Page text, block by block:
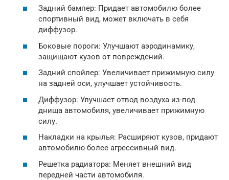
Задний бампер: Придает автомобилю более
спортивный вид, может включать в себя
диффузор.
Боковые пороги: Улучшают аэродинамику,
защищают кузов от повреждений.
Задний спойлер: Увеличивает прижимную силу
на задней оси, улучшает устойчивость.
Диффузор: Улучшает отвод воздуха из-под
днища автомобиля, увеличивает прижимную
силу.
Накладки на крылья: Расширяют кузов, придают
автомобилю более агрессивный вид.
Решетка радиатора: Меняет внешний вид
передней части автомобиля.